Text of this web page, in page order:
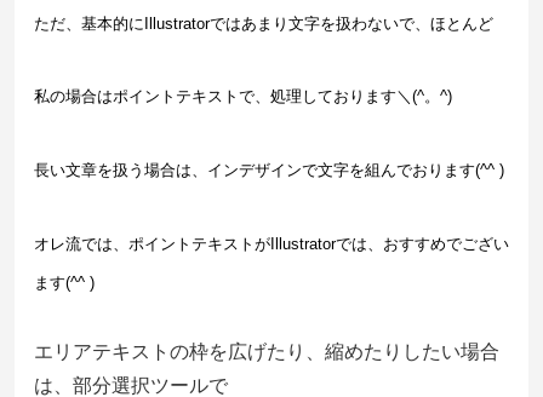
ただ、基本的にIllustratorではあまり文字を扱わないで、ほとんど
私の場合はポイントテキストで、処理しております＼(^。^)
長い文章を扱う場合は、インデザインで文字を組んでおります(^^ )
オレ流では、ポイントテキストがIllustratorでは、おすすめでござい
ます(^^ )
エリアテキストの枠を広げたり、縮めたりしたい場合
は、部分選択ツールで